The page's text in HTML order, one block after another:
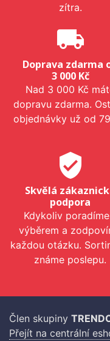
zítra.
local_shipping
Doprava zdarma
3 000 Kč
Nad 3 000 Kč
dopravu zdarma.
objednávky už od
verified_user
Skvělá
podpora
Kdykoliv
výběrem a
každou otázku.
známe poslepu.
Člen skupiny
Přejít na centrální